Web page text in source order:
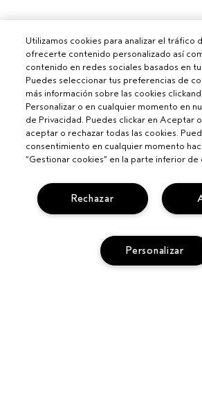
Para profesionales
CONVIÉRTETE EN UN SALÓN AVEDA
CAMBIOS Y DEVOLUCIONES
SEGUIR MI PEDIDO
PRIVACIDAD Y CONDICIONES
Utilizamos cookies para analizar el tráfico
ofrecerte contenido personalizado así
contenido en redes sociales basados en
Puedes seleccionar tus preferencias de
más información sobre las cookies
Personalizar o en cualquier momento en
de Privacidad. Puedes clickar en Aceptar
aceptar o rechazar todas las cookies.
consentimiento en cualquier momento
“Gestionar cookies” en la parte inferior de
Rechazar
Personalizar